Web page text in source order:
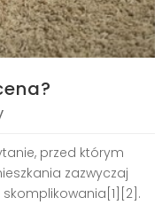
przed którym
zazwyczaj